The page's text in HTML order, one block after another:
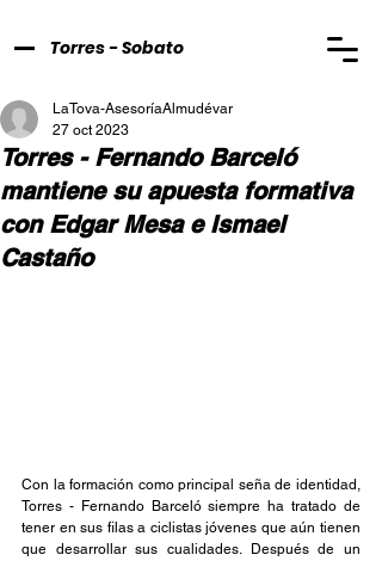
Torres - Sobato
Torres - Fernando Barceló
mantiene su apuesta formativa
con Edgar Mesa e Ismael
Castaño
LaTova-AsesoríaAlmudévar
27 oct 2023
Con la formación como principal seña de identidad,
Torres - Fernando Barceló siempre ha tratado de
tener en sus filas a ciclistas jóvenes que aún tienen
que desarrollar sus cualidades. Después de un